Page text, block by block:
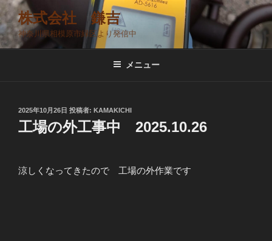
コ
ン
テ
ン
株式会社 鎌吉
神奈川県相模原市緑区より発信中
メニュー
投
稿
日:
2025年10月26日 投稿者: KAMAKICHI
工場の外工事中 2025.10.26
涼しくなってきたので 工場の外作業です